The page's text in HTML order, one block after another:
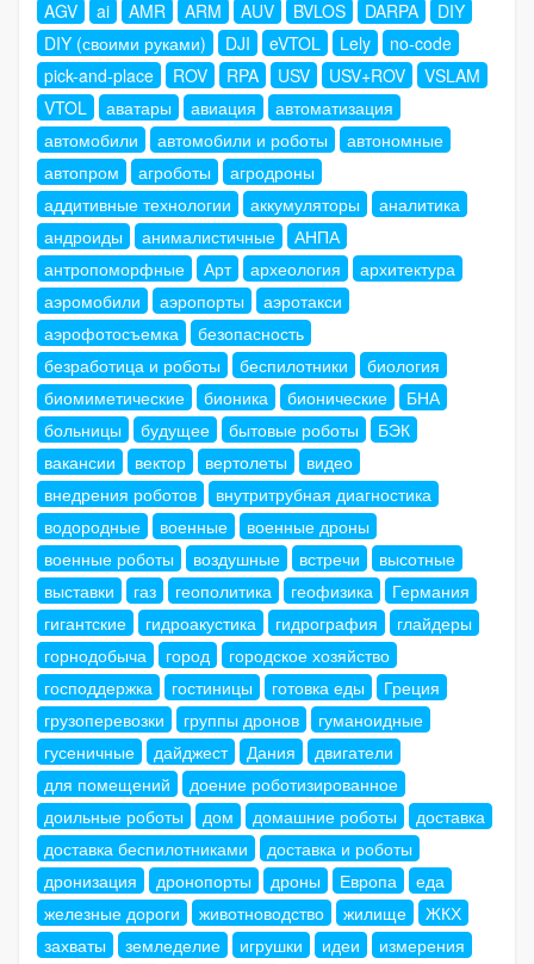
AGV ai AMR ARM AUV BVLOS DARPA
DIY
DIY (своими руками)
DJI eVTOL Lely
no-code
pick-and-place
ROV RPA USV USV+ROV
VSLAM
VTOL
аватары авиация
автоматизация
автомобили
автомобили и роботы
автономные
автопром
агроботы
агродроны
аддитивные технологии
аккумуляторы
аналитика
андроиды
анималистичные
АНПА
антропоморфные
Арт археология
архитектура
аэромобили
аэропорты
аэротакси
аэрофотосъемка
безопасность
безработица и роботы
беспилотники
биология
биомиметические
бионика бионические
БНА
больницы
будущее бытовые роботы
БЭК
вакансии
вектор вертолеты
видео
внедрения роботов
внутритрубная диагностика
водородные
военные
военные дроны
военные роботы
воздушные встречи
высотные
выставки
газ геополитика геофизика
Германия
гигантские
гидроакустика гидрография
глайдеры
горнодобыча
город
городское хозяйство
господдержка
гостиницы готовка еды
Греция
грузоперевозки
группы дронов
гуманоидные
гусеничные
дайджест Дания
двигатели
для помещений
доение роботизированное
доильные роботы
дом домашние роботы
доставка
доставка беспилотниками
доставка и роботы
дронизация
дронопорты дроны Европа
еда
железные дороги
животноводство жилище
ЖКХ
захваты
земледелие игрушки идеи
измерения